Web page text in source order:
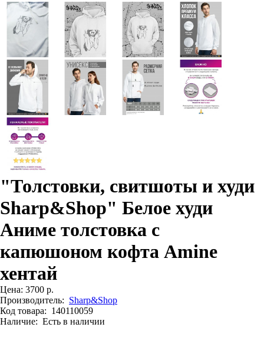
"Толстовки, свитшоты и худи
Sharp&Shop" Белое худи
Аниме толстовка с
капюшоном кофта Amine
хентай
Цена: 3700 р.
Производитель: Sharp&Shop
Код товара: 140110059
Наличие: Есть в наличии